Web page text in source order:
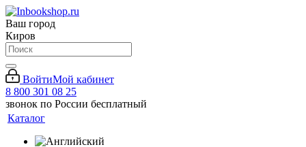
Ваш город
Киров
ВойтиМой кабинет
8 800 301 08 25
звонок по России бесплатный
Каталог